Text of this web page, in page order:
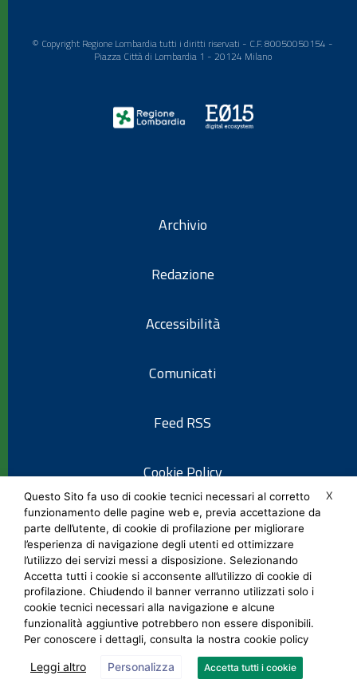
© Copyright Regione Lombardia tutti i diritti riservati - C.F. 80050050154 -
Piazza Città di Lombardia 1 - 20124 Milano
Archivio
Redazione
Accessibilità
Comunicati
Feed RSS
Cookie Policy
Informativa privacy
Note legali
Social Media Policy
X
Questo Sito fa uso di cookie tecnici necessari al corretto
funzionamento delle pagine web e, previa accettazione da
parte dell’utente, di cookie di profilazione per migliorare
l’esperienza di navigazione degli utenti ed ottimizzare
l’utilizzo dei servizi messi a disposizione. Selezionando
Accetta tutti i cookie si acconsente all’utilizzo di cookie di
profilazione. Chiudendo il banner verranno utilizzati solo i
cookie tecnici necessari alla navigazione e alcune
funzionalità aggiuntive potrebbero non essere disponibili.
Per conoscere i dettagli, consulta la nostra cookie policy
Leggi altro Personalizza Accetta tutti i cookie